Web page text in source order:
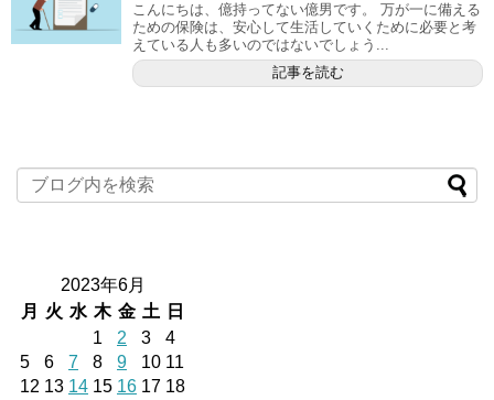
こんにちは、億持ってない億男です。 万が一に備える
ための保険は、安心して生活していくために必要と考
えている人も多いのではないでしょう...
記事を読む
2023年6月
月
火 水 木 金 土
日
1
2 3
4
5
6 7 8 9 10 11
12 13 14 15 16 17 18